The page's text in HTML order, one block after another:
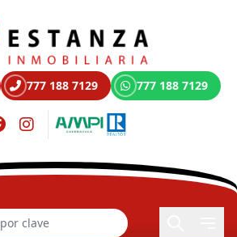
777 188 7129 777 188 7129